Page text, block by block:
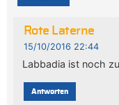
Rote Laterne
15/10/2016 22:44
Labbadia ist noch
Antworten